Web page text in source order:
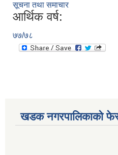
सूचना तथा समाचार
आर्थिक वर्ष:
७७/७८
खडक नगरपालिकाको